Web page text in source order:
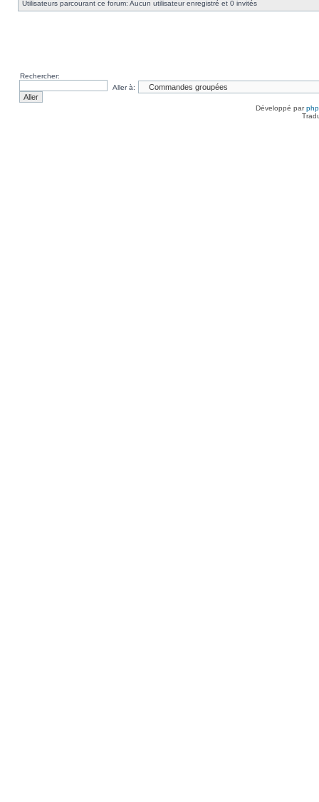
Utilisateurs parcourant ce forum: Aucun utilisateur enregistré et 0 invités
Rechercher:
Aller à:
Développé par